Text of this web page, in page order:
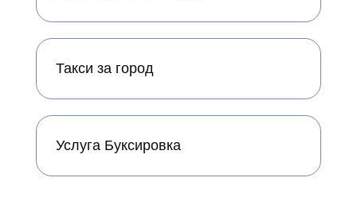
Такси за город
Услуга Буксировка